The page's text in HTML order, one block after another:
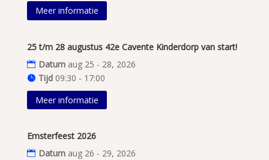
Meer informatie
25 t/m 28 augustus 42e Cavente Kinderdorp van start!
Datum aug 25 - 28, 2026
Tijd 09:30 - 17:00
Meer informatie
Emsterfeest 2026
Datum aug 26 - 29, 2026